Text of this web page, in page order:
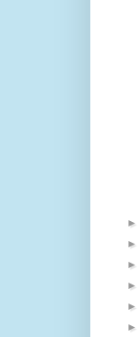
►
►
►
►
►
►